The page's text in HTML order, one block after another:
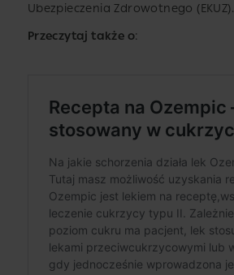
Ubezpieczenia Zdrowotnego (EKUZ).
Przeczytaj także o: